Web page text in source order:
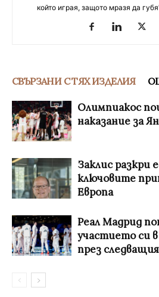
който играя, защото мразя да
СВЪРЗАНИ С ТЯХ ИЗДЕЛИЯ
Олимпиакос
наказание за
Заклис разкри
ключовите
Европа
Реал Мадрид
участието си
през